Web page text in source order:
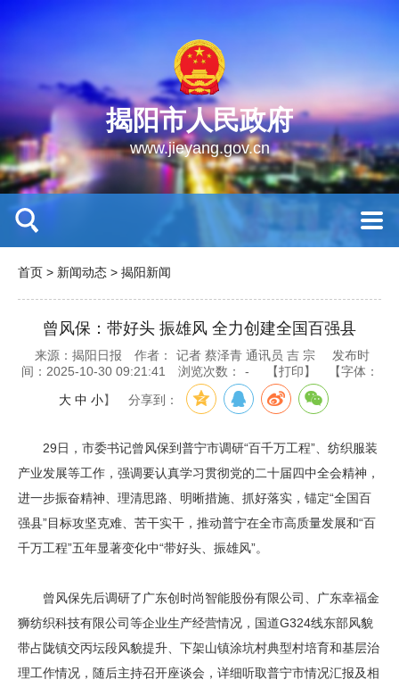
揭阳市人民政府
www.jieyang.gov.cn
首页 > 新闻动态 > 揭阳新闻
曾风保：带好头 振雄风 全力创建全国百强县
来源：揭阳日报 作者： 记者 蔡泽青 通讯员 吉 宗
发布时
间：2025-10-30 09:21:41
浏览次数： - 【打印】 【字体：
大 中 小】 分享到：
29日，市委书记曾风保到普宁市调研“百千万工程”、纺织服装
产业发展等工作，强调要认真学习贯彻党的二十届四中全会精神，
进一步振奋精神、理清思路、明晰措施、抓好落实，锚定“全国百
强县”目标攻坚克难、苦干实干，推动普宁在全市高质量发展和“百
千万工程”五年显著变化中“带好头、振雄风”。
曾风保先后调研了广东创时尚智能股份有限公司、广东幸福金
狮纺织科技有限公司等企业生产经营情况，国道G324线东部风貌
带占陇镇交丙坛段风貌提升、下架山镇涂坑村典型村培育和基层治
理工作情况，随后主持召开座谈会，详细听取普宁市情况汇报及相